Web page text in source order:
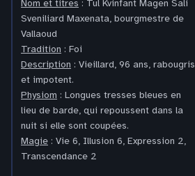
Nom et titres : Tul Kvinfant Magen Sali
Sveniliard Maxenata, bourgmestre de
Vallaoud
Tradition : Foi
Description : Vieillard, 96 ans, rabougris
et impotent.
Physiom : Longues tresses bleues en
lieu de barde, qui repoussent dans la
nuit si elle sont coupées.
Magie : Vie 6, Illusion 6, Expression 2,
Transcendance 2